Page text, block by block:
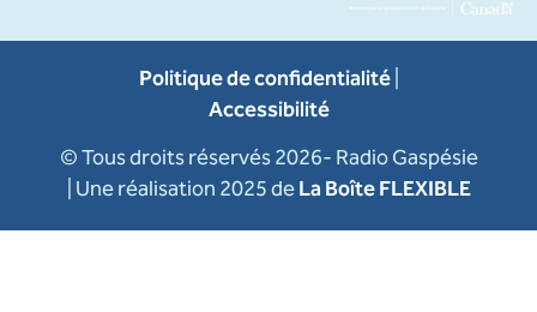
© Tous droits réservés 2026- Radio Gaspésie
| Une réalisation 2025 deLa Boîte FLEXIBLE
Politique de confidentialité|
Accessibilité